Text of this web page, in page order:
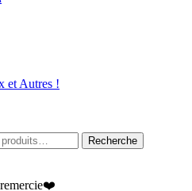
et Autres !
Recherche